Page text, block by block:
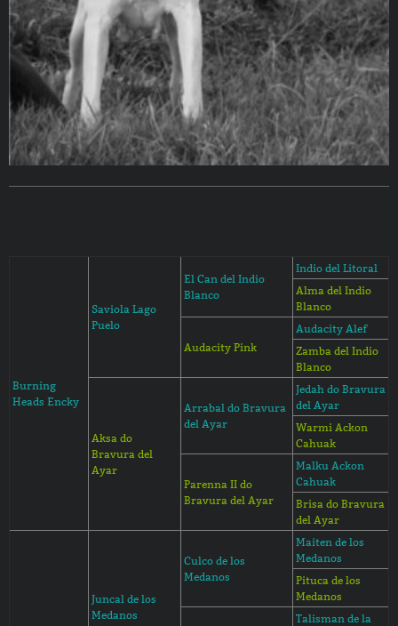
Burning
Heads Encky
Saviola Lago
Puelo
El Can del Indio
Blanco
Indio del Litoral
Alma del Indio
Blanco
Audacity Pink
Audacity Alef
Zamba del Indio
Blanco
Aksa do
Bravura del
Ayar
Arrabal do Bravura
del Ayar
Jedah do Bravura
del Ayar
Warmi Ackon
Cahuak
Parenna II do
Bravura del Ayar
Malku Ackon
Cahuak
Brisa do Bravura
del Ayar
Juncal de los
Medanos
Culco de los
Medanos
Maiten de los
Medanos
Pituca de los
Medanos
Talisman de la